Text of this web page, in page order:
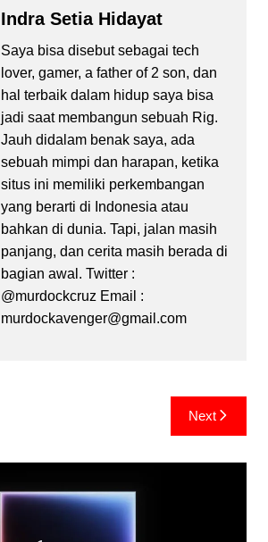
Indra Setia Hidayat
Saya bisa disebut sebagai tech
lover, gamer, a father of 2 son, dan
hal terbaik dalam hidup saya bisa
jadi saat membangun sebuah Rig.
Jauh didalam benak saya, ada
sebuah mimpi dan harapan, ketika
situs ini memiliki perkembangan
yang berarti di Indonesia atau
bahkan di dunia. Tapi, jalan masih
panjang, dan cerita masih berada di
bagian awal. Twitter :
@murdockcruz Email :
murdockavenger@gmail.com
Next